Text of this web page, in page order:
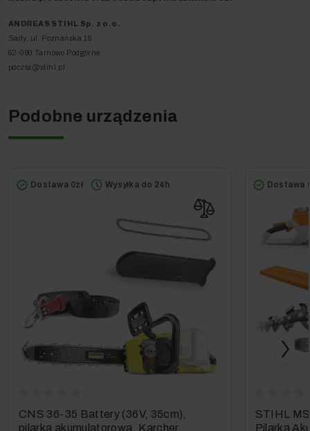
ANDREAS STIHL Sp. z o.o.
Sady, ul. Poznańska 16
62-080 Tarnowo Podgórne
poczta@stihl.pl
Podobne urządzenia
Dostawa 0zł Wysyłka do 24h
CNS 36-35 Battery (36V, 35cm),
pilarka akumulatorowa, Karcher
Dostawa
STIHL
Pilarka